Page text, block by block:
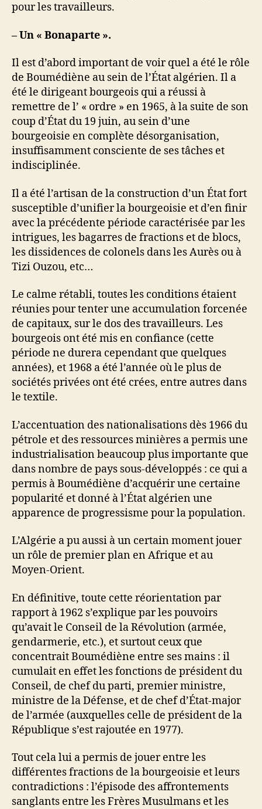
pour les travailleurs.
– Un « Bonaparte ».
Il est d’abord important de voir quel a été le rôle
de Boumédiène au sein de l’État algérien. Il a
été le dirigeant bourgeois qui a réussi à
remettre de l’ « ordre » en 1965, à la suite de son
coup d’État du 19 juin, au sein d’une
bourgeoisie en complète désorganisation,
insuffisamment consciente de ses tâches et
indisciplinée.
Il a été l’artisan de la construction d’un État fort
susceptible d’unifier la bourgeoisie et d’en finir
avec la précédente période caractérisée par les
intrigues, les bagarres de fractions et de blocs,
les dissidences de colonels dans les Aurès ou à
Tizi Ouzou, etc…
Le calme rétabli, toutes les conditions étaient
réunies pour tenter une accumulation forcenée
de capitaux, sur le dos des travailleurs. Les
bourgeois ont été mis en confiance (cette
période ne durera cependant que quelques
années), et 1968 a été l’année où le plus de
sociétés privées ont été crées, entre autres dans
le textile.
L’accentuation des nationalisations dès 1966 du
pétrole et des ressources minières a permis une
industrialisation beaucoup plus importante que
dans nombre de pays sous-développés : ce qui a
permis à Boumédiène d’acquérir une certaine
popularité et donné à l’État algérien une
apparence de progressisme pour la population.
L’Algérie a pu aussi à un certain moment jouer
un rôle de premier plan en Afrique et au
Moyen-Orient.
En définitive, toute cette réorientation par
rapport à 1962 s’explique par les pouvoirs
qu’avait le Conseil de la Révolution (armée,
gendarmerie, etc.), et surtout ceux que
concentrait Boumédiène entre ses mains : il
cumulait en effet les fonctions de président du
Conseil, de chef du parti, premier ministre,
ministre de la Défense, et de chef d’État-major
de l’armée (auxquelles celle de président de la
République s’est rajoutée en 1977).
Tout cela lui a permis de jouer entre les
différentes fractions de la bourgeoisie et leurs
contradictions : l’épisode des affrontements
sanglants entre les Frères Musulmans et les